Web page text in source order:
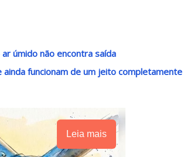
úmido não encontra saída
funcionam de um jeito completamente
Leia mais